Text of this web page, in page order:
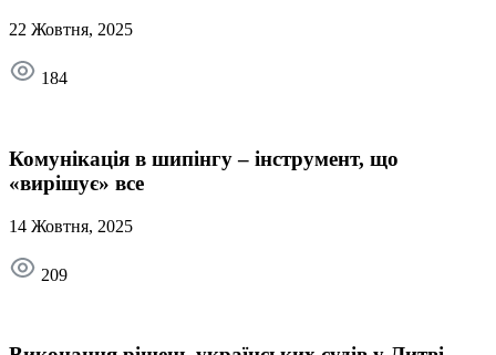
22 Жовтня, 2025
184
Комунікація в шипінгу – інструмент, що
«вирішує» все
14 Жовтня, 2025
209